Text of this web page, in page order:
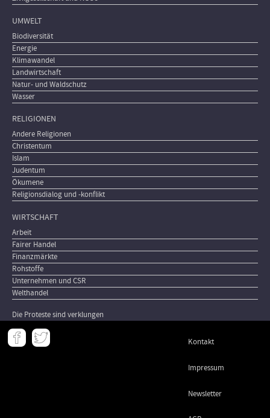
UMWELT
Biodiversität
Energie
Klimawandel
Landwirtschaft
Natur- und Waldschutz
Wasser
RELIGIONEN
Andere Religionen
Christentum
Islam
Judentum
Ökumene
Religionsdialog und -konflikt
WIRTSCHAFT
Arbeit
Fairer Handel
Finanzmärkte
Rohstoffe
Unternehmen und CSR
Welthandel
Die Proteste sind verklungen
Meta
- Kontakt
Impressum
Newsletter